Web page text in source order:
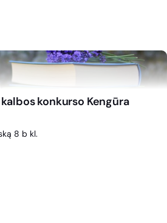
konkurso Kengūra
8 b kl.